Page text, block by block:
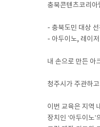
충북콘텐츠코리아
- 충북도민 대상
- 아두이노, 레이
내 손으로 만든 아
청주시가 주관하
이번 교육은 지역
장치인 ‘아두이노